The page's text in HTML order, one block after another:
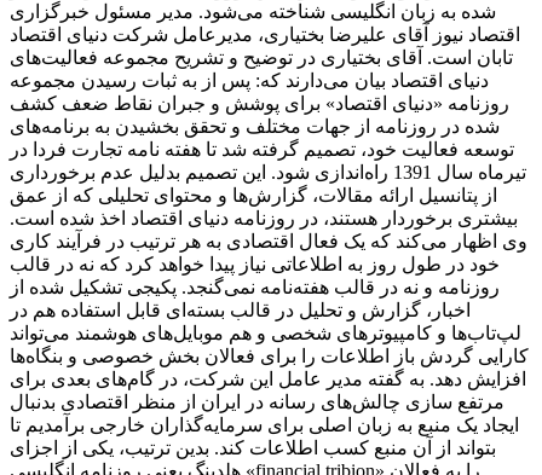
شده به زبان انگلیسی شناخته می‌شود. مدیر مسئول خبرگزاری
اقتصاد نیوز آقای علیرضا بختیاری، مدیرعامل شرکت دنیای اقتصاد
تابان است. آقای بختیاری در توضیح و تشریح مجموعه فعالیت‌های
دنیای اقتصاد بیان می‌دارند که: پس از به ثبات رسیدن مجموعه
روزنامه «دنیای اقتصاد» برای پوشش و جبران نقاط ضعف کشف
شده در روزنامه از جهات مختلف و تحقق بخشیدن به برنامه‌های
توسعه فعالیت خود، تصمیم گرفته شد تا هفته نامه تجارت فردا در
تیرماه سال 1391 راه‌اندازی شود. این تصمیم بدلیل عدم برخورداری
از پتانسیل ارائه مقالات، گزارش‌ها و محتوای تحلیلی که از عمق
بیشتری برخوردار هستند، در روزنامه دنیای اقتصاد اخذ شده است.
وی اظهار می‌کند که یک فعال اقتصادی به هر ترتیب در فرآیند کاری
خود در طول روز به اطلاعاتی نیاز پیدا خواهد کرد که نه در قالب
روزنامه و نه در قالب هفته‌نامه نمی‌گنجد. پکیجی تشکیل شده از
اخبار، گزارش و تحلیل در قالب بسته‌ای قابل استفاده هم در
لپ‌تاب‌ها و کامپیوترهای شخصی و هم موبایل‌های هوشمند می‌تواند
کارایی گردش باز اطلاعات را برای فعالان بخش خصوصی و بنگاه‌ها
افزایش دهد. به گفته مدیر عامل این شرکت، در گام‌های بعدی برای
مرتفع سازی چالش‌های رسانه در ایران از منظر اقتصادی بدنبال
ایجاد یک منبع به زبان اصلی برای سرمایه‌گذاران خارجی برآمدیم تا
بتواند از آن منبع کسب اطلاعات کند. بدین ترتیب، یکی از اجزای